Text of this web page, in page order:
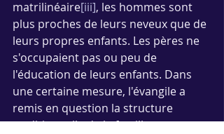
matrilinéaire[iii], les hommes sont
plus proches de leurs neveux que de
leurs propres enfants. Les pères ne
s'occupaient pas ou peu de
l'éducation de leurs enfants. Dans
une certaine mesure, l'évangile a
remis en question la structure
traditionnelle de la famille, en